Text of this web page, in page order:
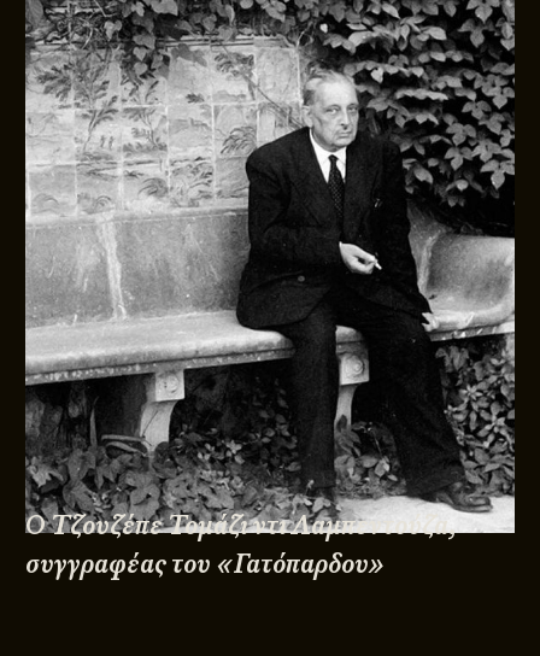
Ο Τζουζέπε Τομάζι ντι Λαμπεντούζα,
συγγραφέας του «Γατόπαρδου»